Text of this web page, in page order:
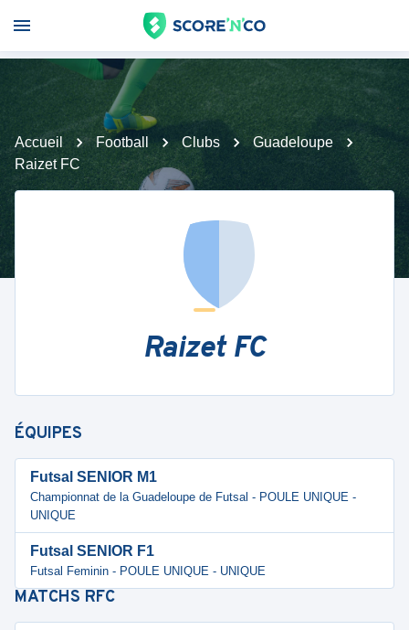
Accueil Football Clubs
Guadeloupe
Raizet FC
Raizet FC
ÉQUIPES
Futsal SENIOR M1
Championnat de la Guadeloupe de Futsal - POULE UNIQUE -
UNIQUE
Futsal SENIOR F1
Futsal Feminin - POULE UNIQUE - UNIQUE
MATCHS RFC